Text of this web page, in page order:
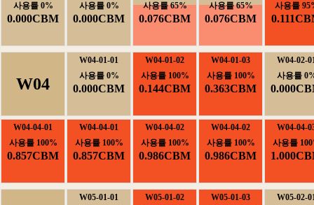
사용률0%
0.000CBM
사용률0%
0.000CBM
사용률65%
0.076CBM
사용률65%
0.076CBM
사용률
W04
W04-01-01
사용률0%
0.000CBM
W04-01-02
사용률100%
0.144CBM
W04-01-03
사용률100%
0.363CBM
W04-02-
사용률
W04-04-01
사용률100%
0.857CBM
W04-04-01
사용률100%
0.857CBM
W04-04-02
사용률100%
0.986CBM
W04-04-02
사용률100%
0.986CBM
W04-04-
사용률
W05-01-01
W05-01-02
W05-01-03
W05-02-